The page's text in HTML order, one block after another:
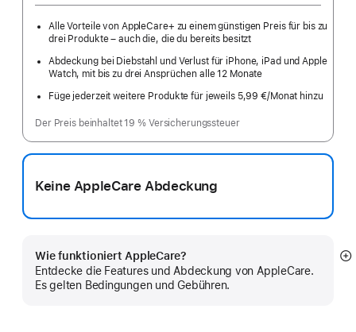
Alle Vorteile von AppleCare+ zu einem günstigen Preis für bis zu
drei Produkte – auch die, die du bereits besitzt
Abdeckung bei Diebstahl und Verlust für iPhone, iPad und Apple
Watch, mit bis zu drei Ansprüchen alle 12 Monate
Füge jederzeit weitere Produkte für jeweils 5,99 €/Monat hinzu
Der Preis beinhaltet 19 % Versicherungssteuer
Keine AppleCare Abdeckung
Wie funktioniert AppleCare?
Entdecke die Features und Abdeckung von AppleCare.
Es gelten Bedingungen und Gebühren.